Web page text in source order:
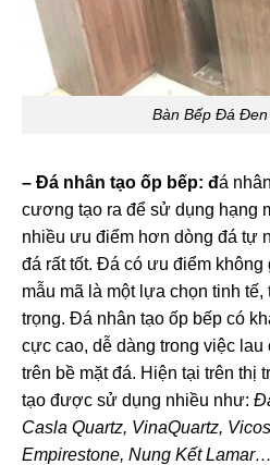
Bàn Bếp Đá
– Đá nhân tạo ốp bếp: đá
cương tạo ra để sử dụng hạng
nhiều ưu điểm hơn dòng đá tự
đá rất tốt. Đá có ưu điểm không
mẫu mã là một lựa chọn tinh tế,
trọng. Đá nhân tạo ốp bếp có
cực cao, dễ dàng trong việc
trên bề mặt đá. Hiện tại trên thị
tạo được sử dụng nhiều như:
Casla Quartz, VinaQuartz,
Empirestone, Nung Kết Lamar…